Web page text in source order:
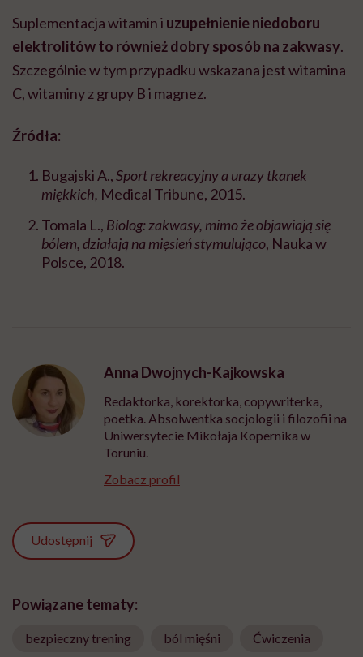
Suplementacja witamin i uzupełnienie niedoboru
elektrolitów to równieżdobry sposób na zakwasy.
Szczególnie w tym przypadku wskazana jest witamina
C, witaminy z grupy B i magnez.
Źródła:
Bugajski A.,Sport rekreacyjny a urazy tkanek
miękkich, Medical Tribune, 2015.
Tomala L., Biolog: zakwasy, mimo że objawiają się
bólem, działają na mięsień stymulująco, Nauka w
Polsce, 2018.
Anna Dwojnych-Kajkowska
Redaktorka, korektorka, copywriterka,
poetka. Absolwentka socjologii i filozofii na
Uniwersytecie Mikołaja Kopernika w
Toruniu.
Zobacz profil
Udostępnij
Powiązane tematy:
bezpieczny trening ból mięśni Ćwiczenia